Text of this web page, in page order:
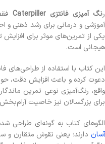
رنگ آمیزی فانتزی Caterpiller
آموزشی و درمانی برای رشد ذهنی و
یکی از تمرین‌های موثر برای
هیجانی است.
این کتاب با استفاده از طراحی‌های
دعوت کرده و باعث افزایش دقت،
واقع، رنگ‌آمیزی نوعی تمرین
برای بزرگسالان نیز خاصیت
الگوهای کتاب به گونه‌ای طراحی
آسان دارند؛ یعنی نقوش متقارن و